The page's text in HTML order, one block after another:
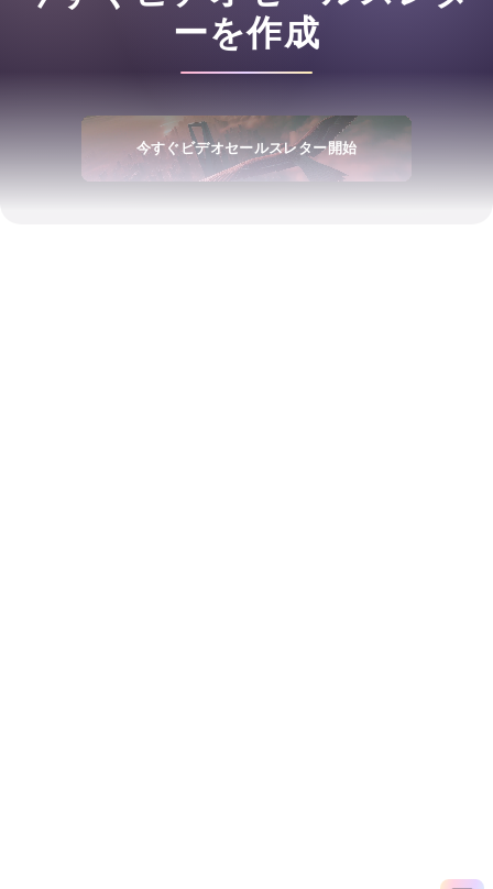
ーを作成
今すぐビデオセールスレター開始